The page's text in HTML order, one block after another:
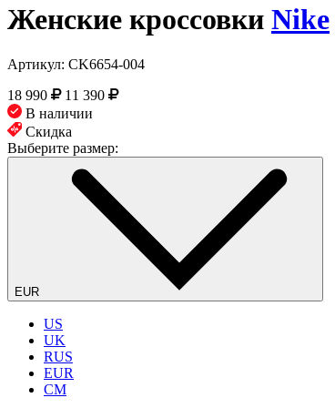
Женские кроссовки Nike
Артикул: CK6654-004
18 990
11 390
В наличии
Скидка
Выберите размер:
EUR
US
UK
RUS
EUR
CM